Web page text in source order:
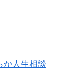
か人生相談